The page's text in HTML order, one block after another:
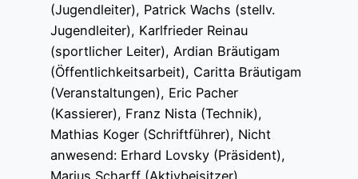
(Jugendleiter), Patrick Wachs (stellv.
Jugendleiter), Karlfrieder Reinau
(sportlicher Leiter), Ardian Bräutigam
(Öffentlichkeitsarbeit), Caritta Bräutigam
(Veranstaltungen), Eric Pacher
(Kassierer), Franz Nista (Technik),
Mathias Koger (Schriftführer), Nicht
anwesend: Erhard Lovsky (Präsident),
Marius Scharff (Aktivbeisitzer)